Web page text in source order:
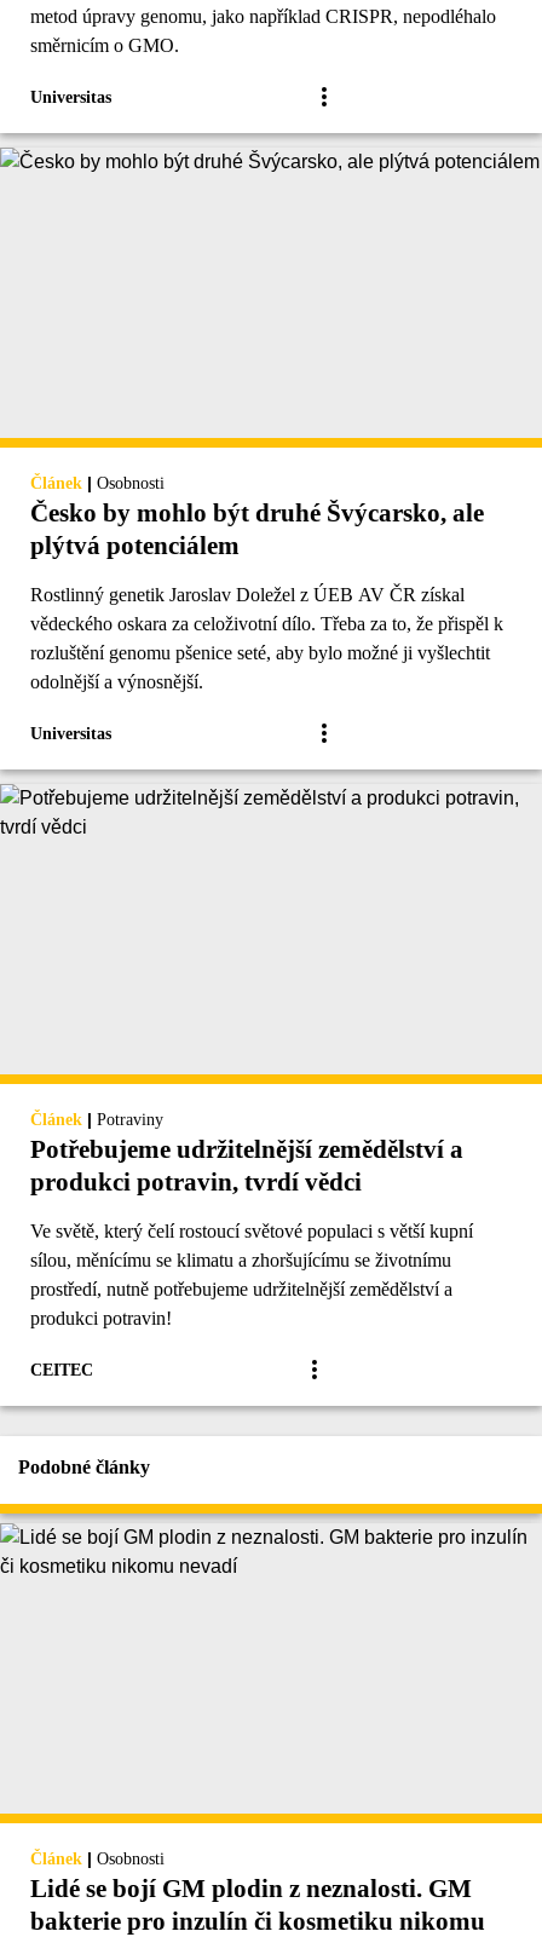
metod úpravy genomu, jako například CRISPR, nepodléhalo
směrnicím o GMO.
Universitas
Článek | Osobnosti
Česko by mohlo být druhé Švýcarsko, ale
plýtvá potenciálem
Rostlinný genetik Jaroslav Doležel z ÚEB AV ČR získal
vědeckého oskara za celoživotní dílo. Třeba za to, že přispěl k
rozluštění genomu pšenice seté, aby bylo možné ji vyšlechtit
odolnější a výnosnější.
Universitas
Článek | Potraviny
Potřebujeme udržitelnější zemědělství a
produkci potravin, tvrdí vědci
Ve světě, který čelí rostoucí světové populaci s větší kupní
sílou, měnícímu se klimatu a zhoršujícímu se životnímu
prostředí, nutně potřebujeme udržitelnější zemědělství a
produkci potravin!
CEITEC
Podobné články
Článek | Osobnosti
Lidé se bojí GM plodin z neznalosti. GM
bakterie pro inzulín či kosmetiku nikomu